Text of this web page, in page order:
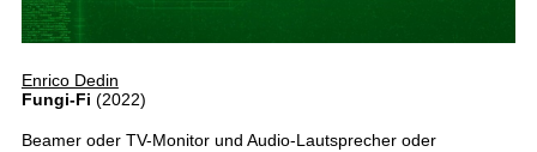
Enrico Dedin
Fungi-Fi (2022)
Beamer oder TV-Monitor und Audio-Lautsprecher oder